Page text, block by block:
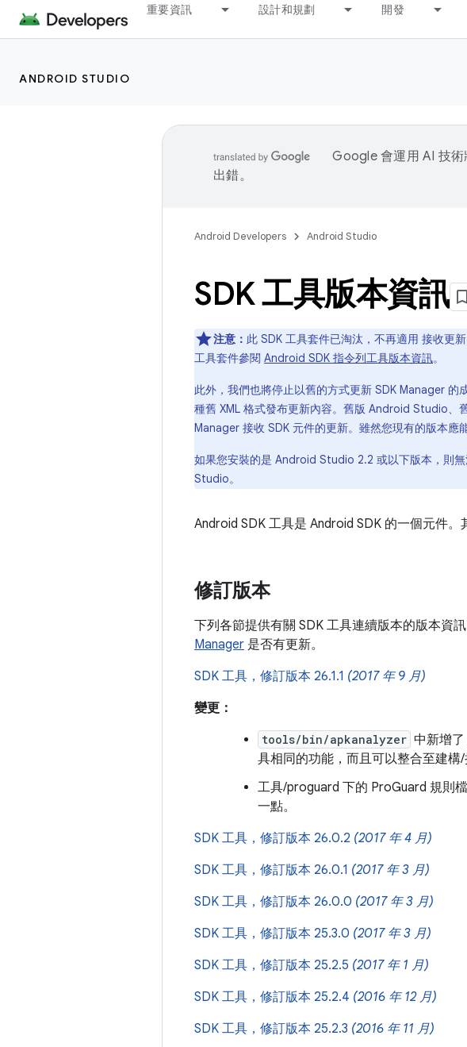
重要資訊 設計和規劃 開發
ANDROID STUDIO
Google 會運用 AI 技
出錯。
Android Developers Android Studio
SDK 工具版本資訊
注意： 此 SDK 工具套件已淘汰，不再適用 接收更
工具套件參閱 Android SDK 指令列工具版本資訊。
此外，我們也將停止以舊的方式更新 SDK Manager
種舊 XML 格式發布更新內容。舊版 Android Studio、
Manager 接收 SDK 元件的更新。雖然您現有的版本應
如果您安裝的是 Android Studio 2.2 或以下版本，則
Studio。
Android SDK 工具是 Android SDK 的一個元件。
修訂版本
下列各節提供有關 SDK 工具連續版本的版本資
Manager 是否有更新。
SDK 工具，修訂版本 26.1.1 (2017 年 9 月)
變更：
tools/bin/apkanalyzer 中新增
具相同的功能，而且可以整合至建構
工具/proguard 下的 ProGuard 規則
一點。
SDK 工具，修訂版本 26.0.2 (2017 年 4 月)
SDK 工具，修訂版本 26.0.1 (2017 年 3 月)
SDK 工具，修訂版本 26.0.0 (2017 年 3 月)
SDK 工具，修訂版本 25.3.0 (2017 年 3 月)
SDK 工具，修訂版本 25.2.5 (2017 年 1 月)
SDK 工具，修訂版本 25.2.4 (2016 年 12 月)
SDK 工具，修訂版本 25.2.3 (2016 年 11 月)